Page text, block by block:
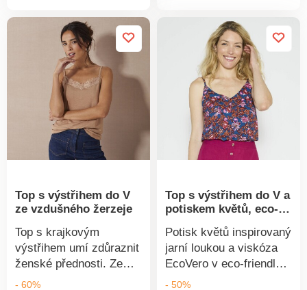
ramínkům.
metabolismus a kila
půjdou rázem snadněji
Top s výstřihem do V
ze vzdušného žerzeje
Top s krajkovým
výstřihem umí zdůraznit
ženské přednosti. Ze
vzdušného žerzeje
- 60%
Top s výstřihem do V a
potiskem květů, eco-
Potisk květů inspirovaný
jarní loukou a viskóza
EcoVero v eco-friendly
verzi, užijte si krásný
- 50%